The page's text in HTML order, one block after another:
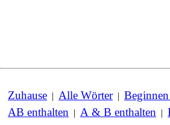
Zuhause | Alle Wörter|
AB enthalten | A & B enthalten |